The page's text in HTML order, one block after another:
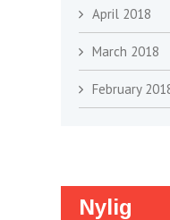
April 2018
March 2018
February
Nylig